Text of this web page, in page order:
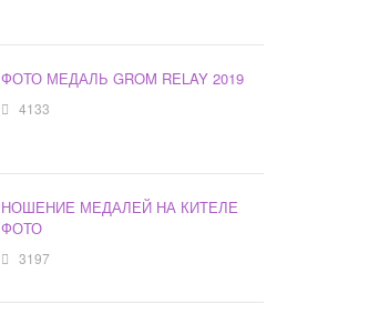
ФОТО МЕДАЛЬ GROM RELAY 2019
4133
НОШЕНИЕ МЕДАЛЕЙ НА КИТЕЛЕ
ФОТО
3197